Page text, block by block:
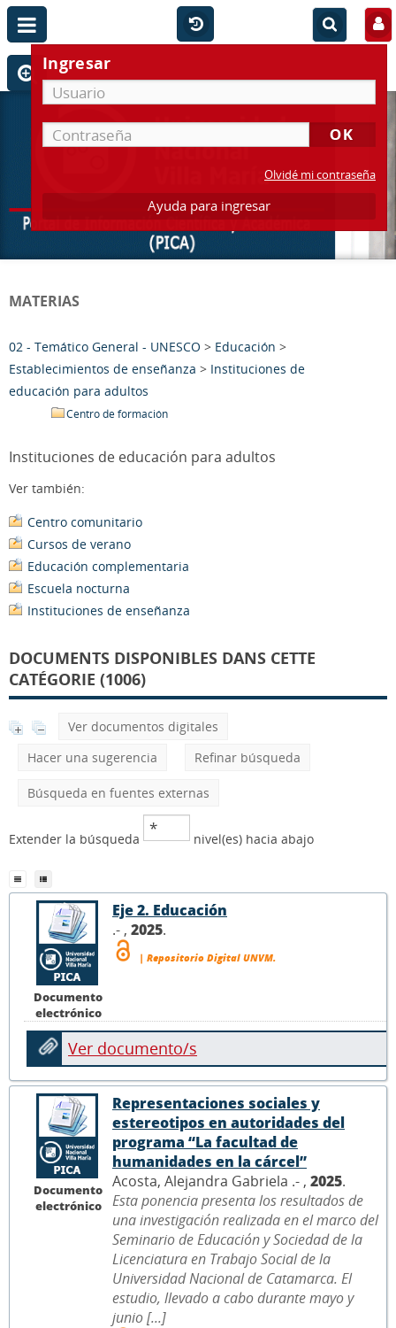
Ingresar
Olvidé mi contraseña
Ayuda para ingresar
MATERIAS
02 - Temático General - UNESCO > Educación >
Establecimientos de enseñanza > Instituciones de
educación para adultos
Centro de formación
Instituciones de educación para adultos
Ver también:
Centro comunitario
Cursos de verano
Educación complementaria
Escuela nocturna
Instituciones de enseñanza
DOCUMENTS DISPONIBLES DANS CETTE
CATÉGORIE (1006)
Ver documentos digitales
Hacer una sugerencia
Refinar búsqueda
Búsqueda en fuentes externas
Extender la búsqueda nivel(es) hacia abajo
Documento
electrónico
Eje 2. Educación
.- , 2025.
| Repositorio Digital UNVM.
Ver documento/s
Documento
electrónico
Representaciones sociales y
estereotipos en autoridades del
programa “La facultad de
humanidades en la cárcel”
Acosta, Alejandra Gabriela .- , 2025.
Esta ponencia presenta los resultados de
una investigación realizada en el marco del
Seminario de Educación y Sociedad de la
Licenciatura en Trabajo Social de la
Universidad Nacional de Catamarca. El
estudio, llevado a cabo durante mayo y
junio [...]